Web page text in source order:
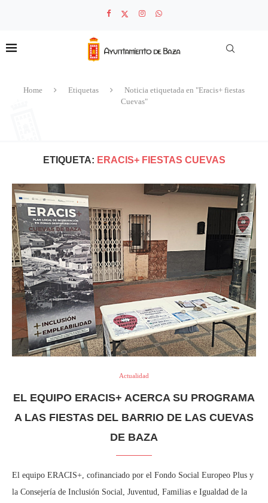
Home Etiquetas
Noticia etiquetada en "Eracis+ fiestas
Cuevas"
ETIQUETA: ERACIS+ FIESTAS CUEVAS
Actualidad
EL EQUIPO ERACIS+ ACERCA SU PROGRAMA
A LAS FIESTAS DEL BARRIO DE LAS CUEVAS
DE BAZA
El equipo ERACIS+, cofinanciado por el Fondo Social Europeo Plus y
la Consejería de Inclusión Social, Juventud, Familias e Igualdad de la